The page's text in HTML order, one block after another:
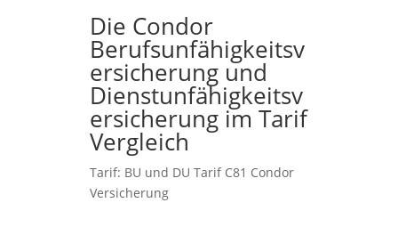
Die Condor
Berufsunfähigkeitsv
ersicherung und
Dienstunfähigkeitsv
ersicherung im Tarif
Vergleich
Tarif: BU und DU Tarif C81 Condor
Versicherung